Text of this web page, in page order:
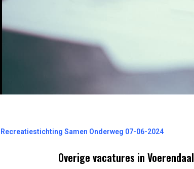
Samen Onderweg 07-06-2024
Overige vacatures in Voerendaal